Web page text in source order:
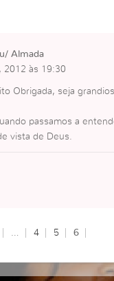
Almada
2012 às 19:30
Obrigada, seja
passamos a
vista de Deus.
.
… 4 5 6